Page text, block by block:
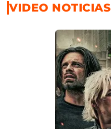
VIDEO NOTICIAS